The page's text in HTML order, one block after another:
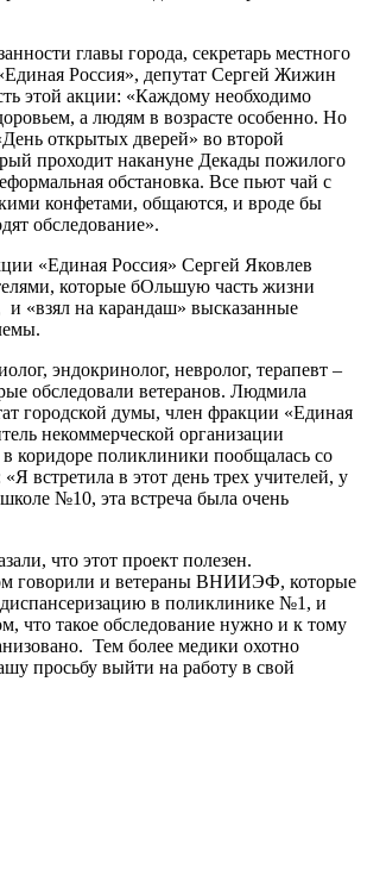
главы города, секретарь местного
Россия», депутат Сергей Жижин
этой акции: «Каждому необходимо
а людям в возрасте особенно. Но
открытых дверей» во второй
проходит накануне Декады пожилого
обстановка. Все пьют чай с
конфетами, общаются, и вроде бы
обследование».
«Единая Россия» Сергей Яковлев
которые бОльшую часть жизни
и «взял на карандаш» высказанные
эндокринолог, невролог, терапевт –
обследовали ветеранов. Людмила
городской думы, член фракции «Единая
некоммерческой организации
коридоре поликлиники пообщалась со
встретила в этот день трех учителей, у
№10, эта встреча была очень
что этот проект полезен.
говорили и ветераны ВНИИЭФ, которые
в поликлинике №1, и
что такое обследование нужно и к тому
Тем более медики охотно
просьбу выйти на работу в свой